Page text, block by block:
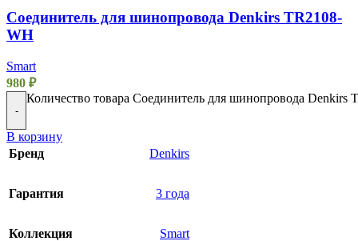
Соединитель для шинопровода Denkirs TR2108-
WH
Smart
980 ₽
-
Количество товара Соединитель для шинопровода Denkirs
В корзину
Бренд
Denkirs
Гарантия 3 года
Коллекция Smart